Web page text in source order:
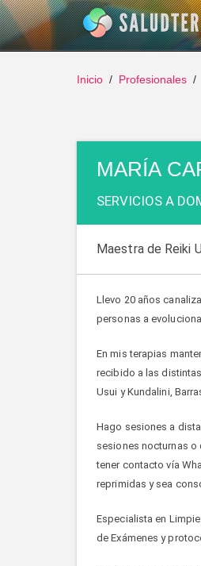
Inicio Profesionales
MARÍA
SERVICIOS A
Maestra de Reiki
Llevo 20 años
personas a
En mis terapias
recibido a las
Usui y Kundalini,
Hago sesiones a
sesiones nocturnas o
tener contacto vía
reprimidas y sea
Especialista en
de Exámenes y